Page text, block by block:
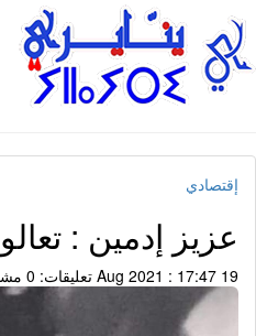
إقتصادي
عزيز إدمين :
19 Aug 2021 : 17:47 تعليقات: 0